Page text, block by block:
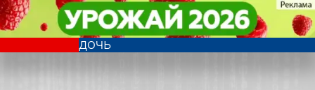
Житель Малосердобинского
района в пьяном виде избивал
дочь
Криминал Житель Малосердобинского
района в пьяном виде избивал
дочь
Криминал
Другие новости по
теме
Погода и курсы
валют в Пензе